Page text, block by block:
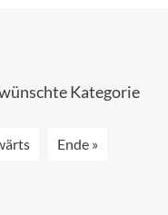
Kategorie
Ende »